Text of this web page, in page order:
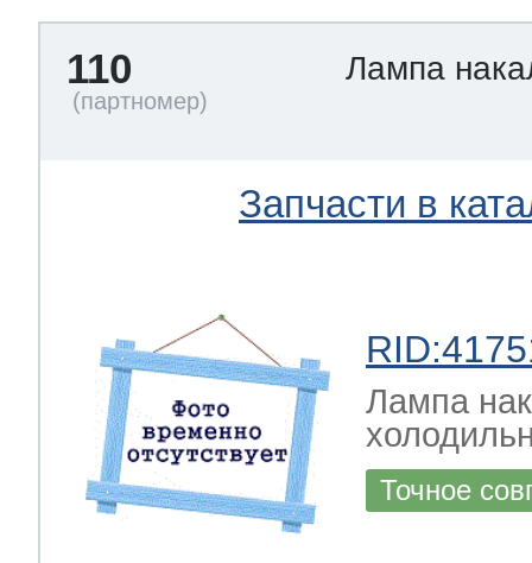
110 Лампа
Запчасти в
Лампа
Точное